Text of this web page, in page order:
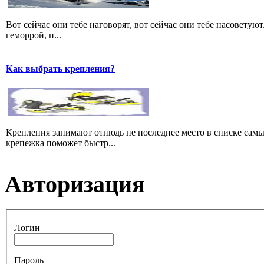
Вот сейчас они тебе наговорят, вот сейчас они тебе
геморрой, п...
Как выбрать крепления?
Крепления занимают отнюдь не последнее место в списке
крепежка поможет быстр...
Авторизация
Логин
Пароль